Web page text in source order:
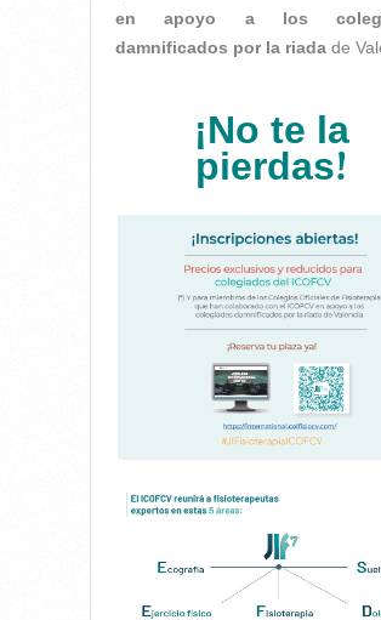
en apoyo a los
damnificados por la riada de
¡No te la
pierdas!